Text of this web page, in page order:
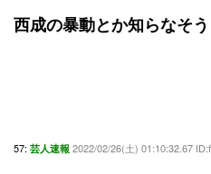
西成の暴動とか知らなそう
57: 芸人速報 2022/02/26(土) 01:10:32.67